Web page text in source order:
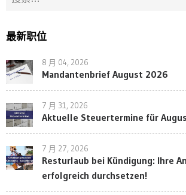
最新职位
8 月 04, 2026
Mandantenbrief August 2026
7 月 31, 2026
Aktuelle Steuertermine für
7 月 27, 2026
Resturlaub bei Kündigung: Ihre
erfolgreich durchsetzen!